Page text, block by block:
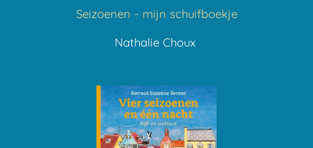
Seizoenen - mijn schuifboekje
Nathalie Choux